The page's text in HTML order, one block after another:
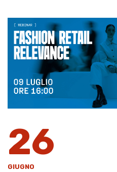
26
GIUGNO